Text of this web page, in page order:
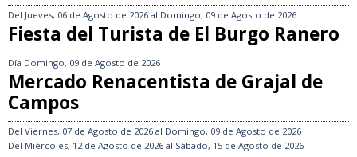
Del Jueves, 06 de Agosto de 2026 al Domingo, 09 de Agosto de 2026
Fiesta del Turista de El Burgo Ranero
Día Domingo, 09 de Agosto de 2026
Mercado Renacentista de Grajal de
Campos
Del Viernes, 07 de Agosto de 2026 al Domingo, 09 de Agosto de 2026
Del Miércoles, 12 de Agosto de 2026 al Sábado, 15 de Agosto de 2026